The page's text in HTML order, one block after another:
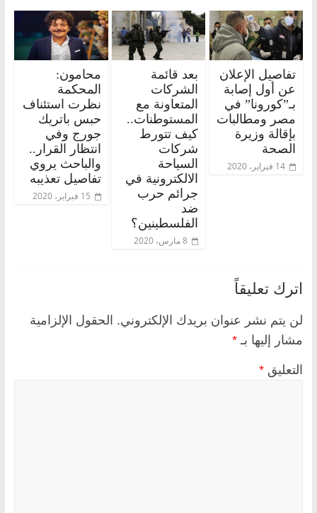
تفاصيل الإعلان
عن أول إصابة
بـ”كورونا” في
مصر ومطالبات
بإقالة وزيرة
الصحة
14 فبراير، 2020
بعد قائمة
الشركات
المتعاونة مع
المستوطنات..
كيف تتورط
شركات
السياحة
الالكترونية في
جرائم حرب
ضد
الفلسطينين؟
8 مارس، 2020
محامون:
المحكمة
نظرت استئناف
حبس باتريك
جورج وفي
انتظار القرار..
والباحث يروي
تفاصيل تعذيبه
15 فبراير، 2020
اترك تعليقاً
لن يتم نشر عنوان بريدك الإلكتروني. الحقول الإلزامية
مشار إليها بـ *
التعليق *